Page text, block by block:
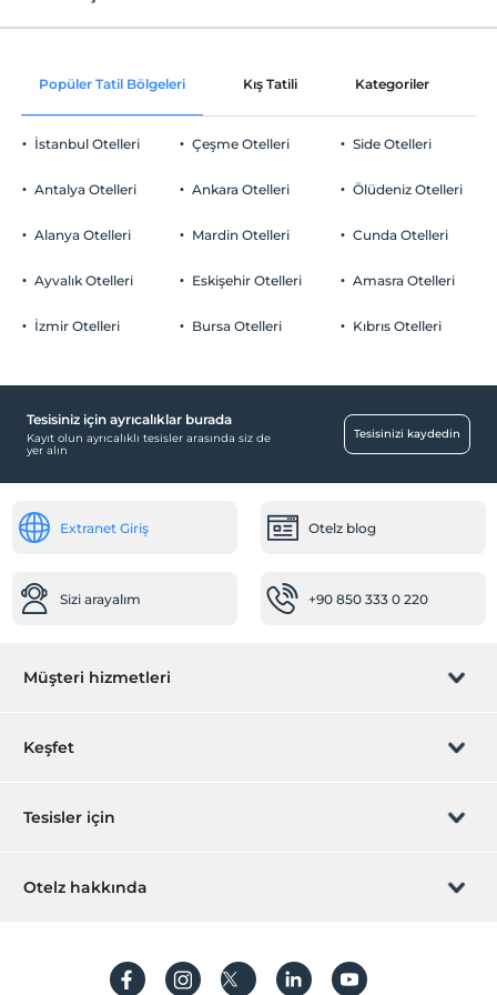
Ortak alanlar ve tüm odalar
Otopark
Ücretsiz Halka Açık Otopark
Odalar
Açık Yüzme Havuzu
Check/in
Check/out
En geç saat 10:00 ve öncesi
Evcil Hayvan
2 yaşına kadar olan bebekler ücretsizdir.
Popüler Tatil Bölgeleri Kış Tatili Kategoriler
İstanbul Otelleri
Antalya Otelleri
Alanya Otelleri
Ayvalık Otelleri
İzmir Otelleri
Çeşme Otelleri
Ankara Otelleri
Mardin Otelleri
Eskişehir Otelleri
Bursa Otelleri
Side Otelleri
Ölüdeniz Otelleri
Cunda Otelleri
Amasra Otelleri
Kıbrıs Otelleri
Tesisiniz için ayrıcalıklar burada
Kayıt olun ayrıcalıklı tesisler arasında siz de
yer alın
Tesisinizi kaydedin
Extranet Giriş Otelz blog
Sizi arayalım +90 850 333 0 220
Müşteri hizmetleri
Rezervasyon yönet
Sıkça sorulan sorular
Keşfet
Hediye Kart
Hesap oluştur
Tesisler için
Hemen tesisinizi ekleyin
Otelz hakkında